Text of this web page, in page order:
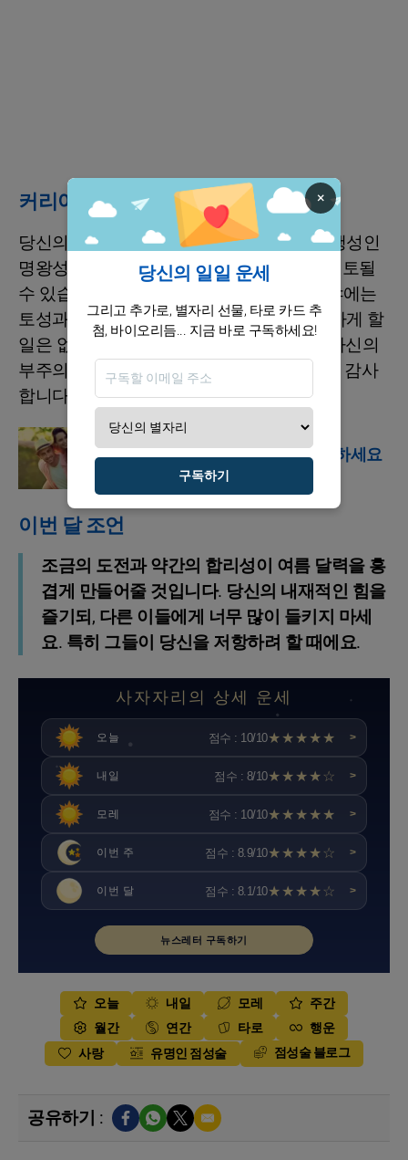
커리어 / 재정
당신의 계약 분야에 영향을 미치는 명성난 행성인
명왕성의 강력한 영향으로 인해 계약이 재검토될
수 있습니다, 특히 1st 데칸에게서. 직업 분야에는
토성과 넵튠이 영향을 받고 있어 일을 부족하게 할
일은 없을 것입니다만, 남의 불성실함이나 자신의
부주의에 주의하세요! 자산은 효과적입니다, 감사
합니다, 화성!
점성술
천칭자리 프로필을 발견하세요
이번 달 조언
조금의 도전과 약간의 합리성이 여름 달력을 흥
겹게 만들어줄 것입니다. 당신의 내재적인 힘을
즐기되, 다른 이들에게 너무 많이 들키지 마세
요. 특히 그들이 당신을 저항하려 할 때에요.
사자자리의 상세 운세
오늘 점수 : 10/10★★★★★ >
내일 점수 : 8/10★★★★☆ >
모레 점수 : 10/10★★★★★ >
이번 주 점수 : 8.9/10★★★★☆ >
이번 달 점수 : 8.1/10★★★★☆ >
뉴스레터 구독하기
오늘 내일 모레
주간
월간
연간 타로
행운
사랑
유명인 점성술 점성술 블로그
공유하기 :
×
당신의 일일 운세
그리고 추가로, 별자리 선물, 타로 카드 추
첨, 바이오리듬... 지금 바로 구독하세요!
구독하기